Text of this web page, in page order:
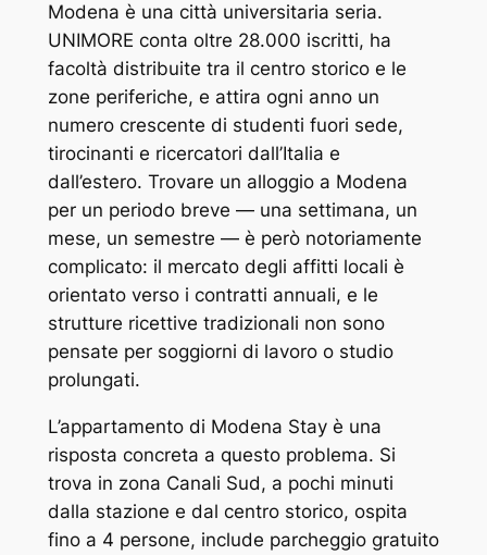
Modena è una città universitaria seria.
UNIMORE conta oltre 28.000 iscritti, ha
facoltà distribuite tra il centro storico e le
zone periferiche, e attira ogni anno un
numero crescente di studenti fuori sede,
tirocinanti e ricercatori dall’Italia e
dall’estero. Trovare un alloggio a Modena
per un periodo breve — una settimana, un
mese, un semestre — è però notoriamente
complicato: il mercato degli affitti locali è
orientato verso i contratti annuali, e le
strutture ricettive tradizionali non sono
pensate per soggiorni di lavoro o studio
prolungati.
L’appartamento di Modena Stay è una
risposta concreta a questo problema. Si
trova in zona Canali Sud, a pochi minuti
dalla stazione e dal centro storico, ospita
fino a 4 persone, include parcheggio gratuito